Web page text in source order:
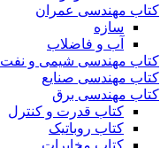
کتاب مهندسی عمران
سازه
آب و فاضلاب
کتاب مهندسی شیمی و نفت
کتاب مهندسی صنایع
کتاب مهندسی برق
کتاب قدرت و کنترل
کتاب روباتیک
کتاب مخابرات